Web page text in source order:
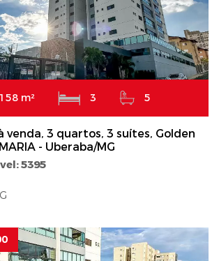
158 m² 3 5
3 quartos, 3 suítes, Golden
- Uberaba/MG
5395